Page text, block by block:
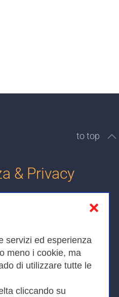
servizi ed esperienza
meno i cookie, ma
di utilizzare tutte le
cliccando su
❌
to top
& Privacy